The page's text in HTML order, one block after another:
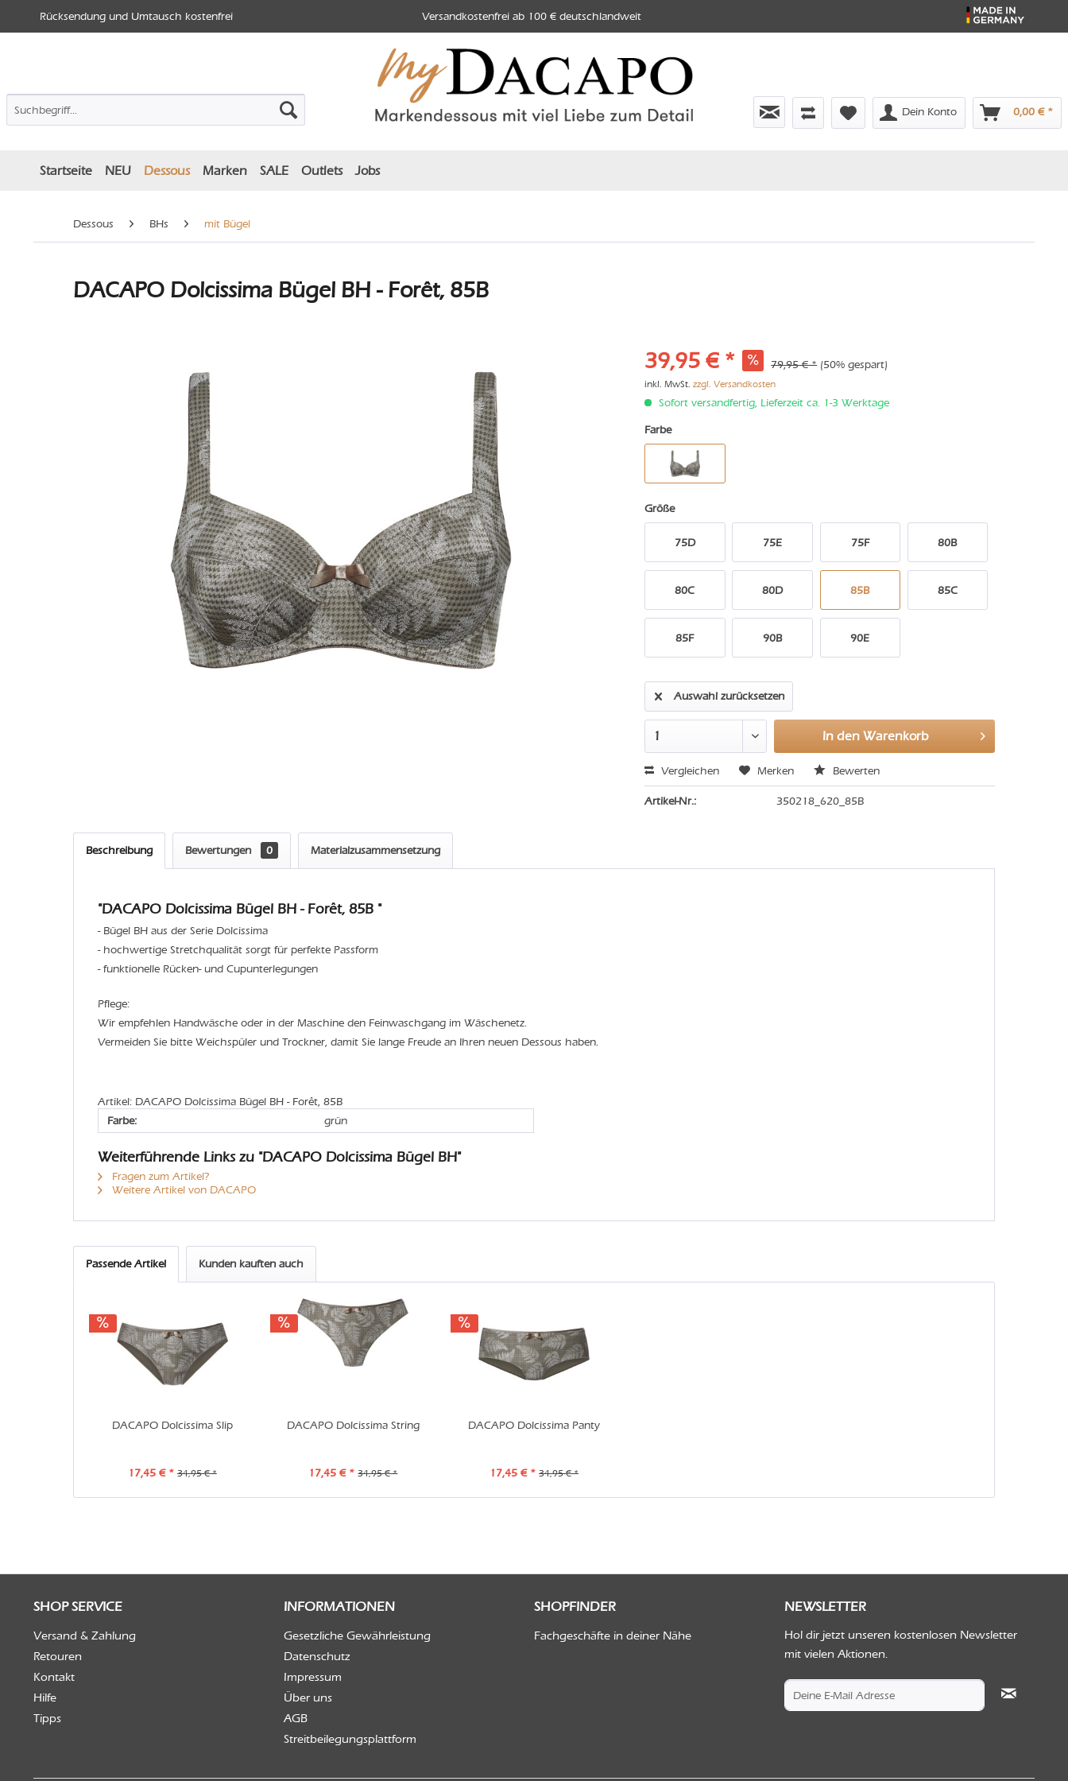
Rücksendung und Umtausch kostenfrei Versandkostenfrei ab 100 € deutschlandweit
Dein Konto 0,00 € *
Startseite NEU Dessous Marken SALE Outlets Jobs
Dessous BHs mit Bügel
DACAPO Dolcissima Bügel BH - Forêt, 85B
39,95 € * 79,95 € * (50% gespart)
inkl. MwSt.zzgl. Versandkosten
Sofort versandfertig, Lieferzeit ca. 1-3 Werktage
Farbe
Größe
75D 75E 75F 80B
80C 80D 85B 85C
85F 90B 90E
Auswahl zurücksetzen
In den Warenkorb
Vergleichen Merken Bewerten
Artikel-Nr.: 350218_620_85B
Beschreibung Bewertungen 0 Materialzusammensetzung
"DACAPO Dolcissima Bügel BH - Forêt, 85B "
- Bügel BH aus der Serie Dolcissima
- hochwertige Stretchqualität sorgt für perfekte Passform
- funktionelle Rücken- und Cupunterlegungen
Pflege:
Wir empfehlen Handwäsche oder in der Maschine den Feinwaschgang im Wäschenetz.
Vermeiden Sie bitte Weichspüler und Trockner, damit Sie lange Freude an Ihren neuen Dessous haben.
Artikel: DACAPO Dolcissima Bügel BH - Forêt, 85B
Farbe:
grün
Weiterführende Links zu "DACAPO Dolcissima Bügel BH"
Fragen zum Artikel?
Weitere Artikel von DACAPO
Passende Artikel Kunden kauften auch
DACAPO Dolcissima Slip
17,45 € * 34,95 € *
DACAPO Dolcissima String
17,45 € * 34,95 € *
DACAPO Dolcissima Panty
17,45 € * 34,95 € *
SHOP SERVICE
Versand & Zahlung
Retouren
Kontakt
Hilfe
Tipps
INFORMATIONEN
Gesetzliche Gewährleistung
Datenschutz
Impressum
Über uns
AGB
Streitbeilegungsplattform
SHOPFINDER
Fachgeschäfte in deiner Nähe
NEWSLETTER
Hol dir jetzt unseren kostenlosen Newsletter
mit vielen Aktionen.